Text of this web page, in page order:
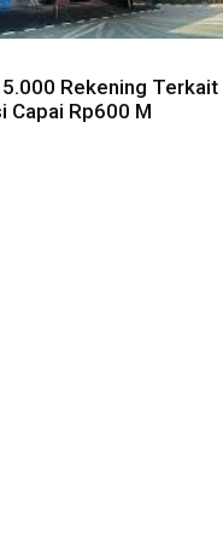
5.000 Rekening
Capai Rp600 M